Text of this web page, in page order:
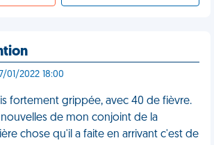
01/2022 18:00
fortement grippée, avec 40 de fièvre.
de mon conjoint de la
chose qu'il a faite en arrivant c'est de